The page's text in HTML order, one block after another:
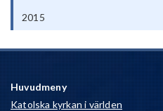
2015
Huvudmeny
Katolska kyrkan i världen